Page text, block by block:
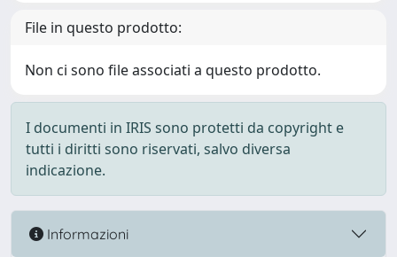
File in questo prodotto:
Non ci sono file associati a questo prodotto.
I documenti in IRIS sono protetti da copyright e
tutti i diritti sono riservati, salvo diversa
indicazione.
Informazioni